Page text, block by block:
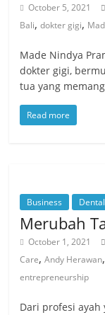
October 5, 2021
Bali,dokter gigi,
Made Nindya
dokter gigi,
tua yang
Read more
Business Dental
Merubah
October 1, 2021
Care,Andy Herawan,
entrepreneurship
Dari profesi ayah